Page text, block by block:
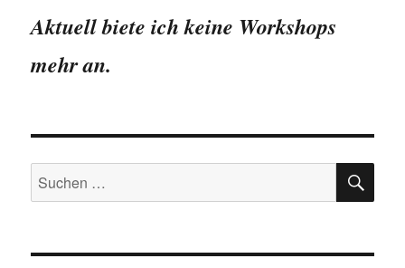
Aktuell biete ich keine Workshops
mehr an.
Suchen
nach: